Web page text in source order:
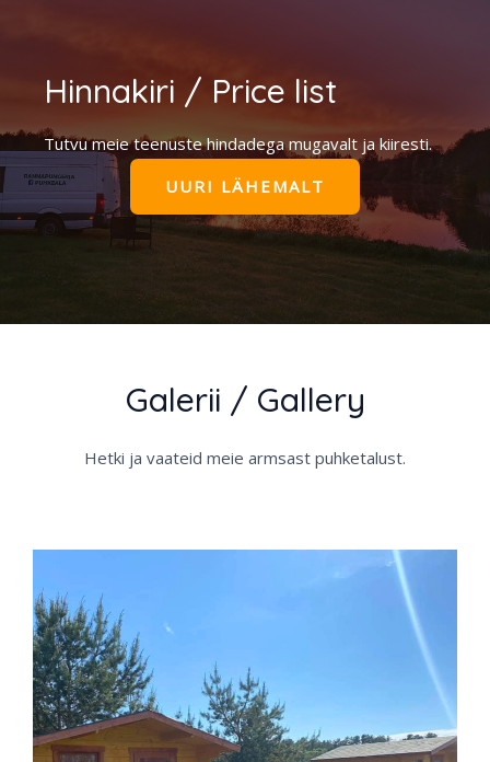
Hinnakiri / Price list
Tutvu meie teenuste hindadega mugavalt ja kiiresti.
UURI LÄHEMALT
Galerii / Gallery​
Hetki ja vaateid meie armsast puhketalust.